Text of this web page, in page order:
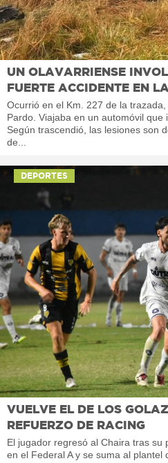
UN OLAVARRIENSE
FUERTE ACCIDENTE EN
Ocurrió en el Km. 227 de la
Pardo. Viajaba en un automóvil que
Según trascendió, las lesiones son
de...
DEPORTES
VUELVE EL DE LOS
REFUERZO DE RACING
El jugador regresó al Chaira tras su
en el Federal A y se suma al plantel